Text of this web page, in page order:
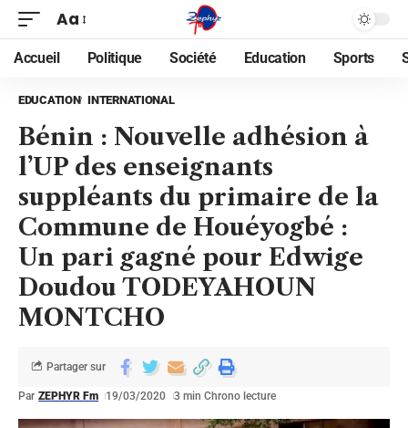
Aa
Accueil Politique Société Education Sports
EDUCATION INTERNATIONAL
Bénin : Nouvelle adhésion à
l’UP des enseignants
suppléants du primaire de la
Commune de Houéyogbé :
Un pari gagné pour Edwige
Doudou TODEYAHOUN
MONTCHO
Par ZEPHYR Fm 19/03/2020 3 min Chrono lecture
Partager sur